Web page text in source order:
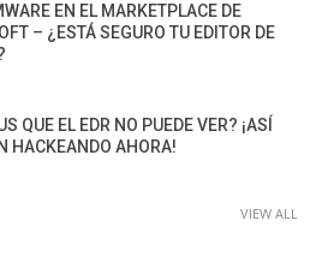
EN EL MARKETPLACE DE
– ¿ESTÁ SEGURO TU EDITOR DE
QUE EL EDR NO PUEDE VER? ¡ASÍ
HACKEANDO AHORA!
VIEW ALL